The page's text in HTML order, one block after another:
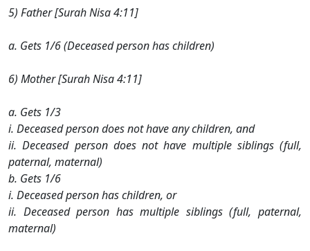
5) Father [Surah Nisa 4:11]
a. Gets 1/6 (Deceased person has children)
6) Mother [Surah Nisa 4:11]
a. Gets 1/3
i. Deceased person does not have any children, and
ii. Deceased person does not have multiple siblings (full,
paternal, maternal)
b. Gets 1/6
i. Deceased person has children, or
ii. Deceased person has multiple siblings (full, paternal,
maternal)